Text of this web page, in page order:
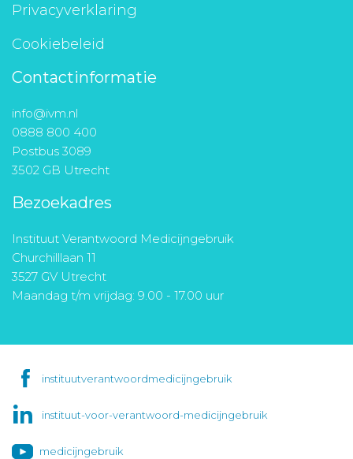
Privacyverklaring
Cookiebeleid
Contactinformatie
info@ivm.nl
0888 800 400
Postbus 3089
3502 GB Utrecht
Bezoekadres
Instituut Verantwoord Medicijngebruik
Churchilllaan 11
3527 GV Utrecht
Maandag t/m vrijdag: 9.00 - 17.00 uur
instituutverantwoordmedicijngebruik
instituut-voor-verantwoord-medicijngebruik
medicijngebruik